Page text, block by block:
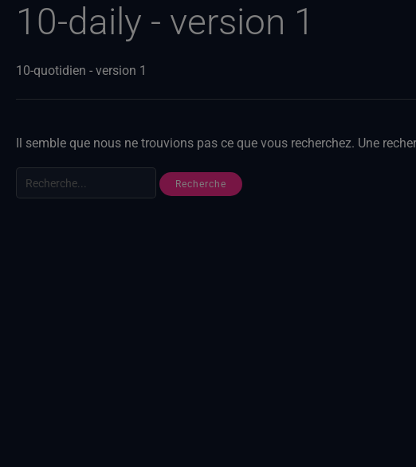
10-daily - version 1
10-quotidien - version 1
Il semble que nous ne trouvions pas ce que vous recherchez. Une